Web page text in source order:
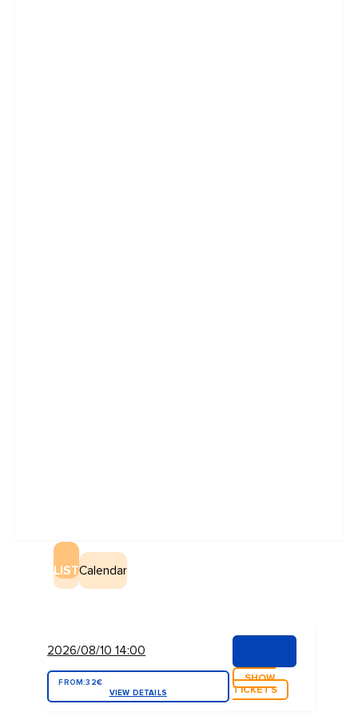
LISTCalendar
2026/08/10 14:00
FROM:32€
VIEW DETAILS
SHOW
TICKETS